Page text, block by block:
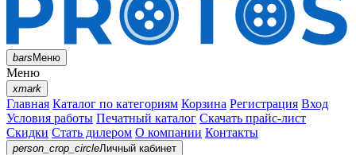
barsМеню
Меню
xmark
Главная Каталог по категориям Корзина Регистрация Вход
Условия работы Печатный каталог Скачать прайс-лист
Скидки Стать дилером О компании Контакты
person_crop_circleЛичный кабинет